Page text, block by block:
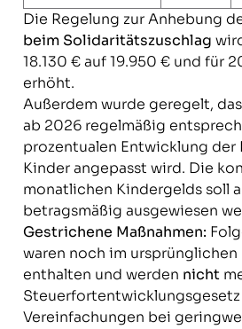
Die Regelung zur Anhebung
beim Solidaritätszuschlag
18.130 € auf 19.950 € und für
erhöht.
Außerdem wurde geregelt,
ab 2026 regelmäßig
prozentualen Entwicklung der
Kinder angepasst wird. Die
monatlichen Kindergelds soll
betragsmäßig ausgewiesen
Gestrichene Maßnahmen:
waren noch im
enthalten und werden nicht
Vereinfachungen bei